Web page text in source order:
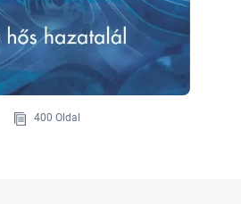
400 Oldal